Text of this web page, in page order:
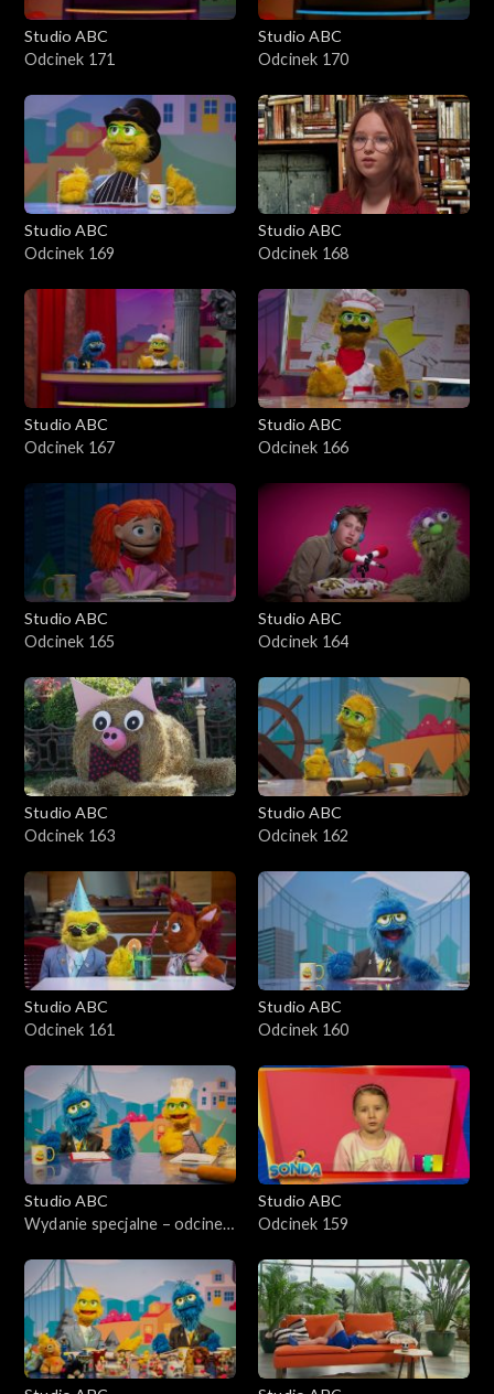
Studio ABC
Odcinek 171
Studio ABC
Odcinek 170
Studio ABC
Odcinek 169
Studio ABC
Odcinek 168
Studio ABC
Odcinek 167
Studio ABC
Odcinek 166
Studio ABC
Odcinek 165
Studio ABC
Odcinek 164
Studio ABC
Odcinek 163
Studio ABC
Odcinek 162
Studio ABC
Odcinek 161
Studio ABC
Odcinek 160
Studio ABC
Wydanie specjalne – odcinek
Studio ABC
Odcinek 159